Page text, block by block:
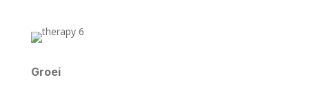
Groei